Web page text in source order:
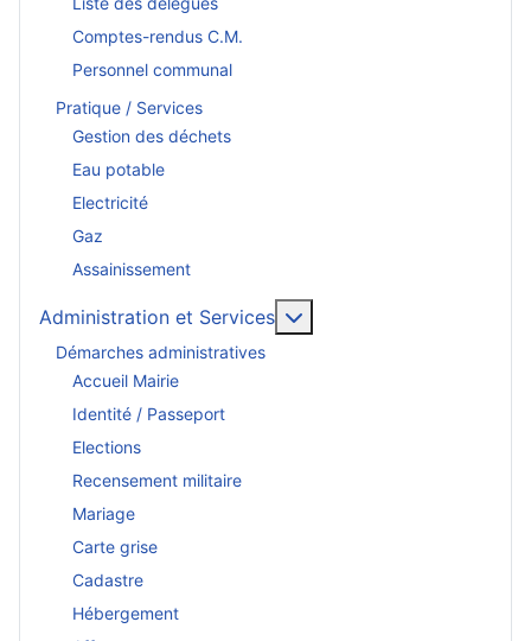
Comptes-rendus C.M.
Personnel communal
Pratique / Services
Gestion des déchets
Eau potable
Electricité
Gaz
Assainissement
Administration et Services
Démarches administratives
Accueil Mairie
Identité / Passeport
Elections
Recensement militaire
Mariage
Carte grise
Cadastre
Hébergement